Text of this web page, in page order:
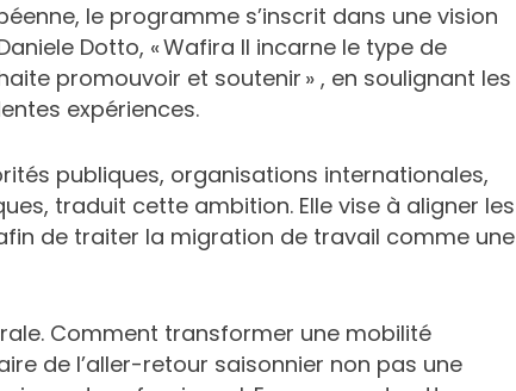
le programme s’inscrit dans une vision
Dotto, « Wafira II incarne le type de
promouvoir et soutenir » , en soulignant les
expériences.
publiques, organisations internationales,
traduit cette ambition. Elle vise à aligner les
de traiter la migration de travail comme une
Comment transformer une mobilité
de l’aller-retour saisonnier non pas une